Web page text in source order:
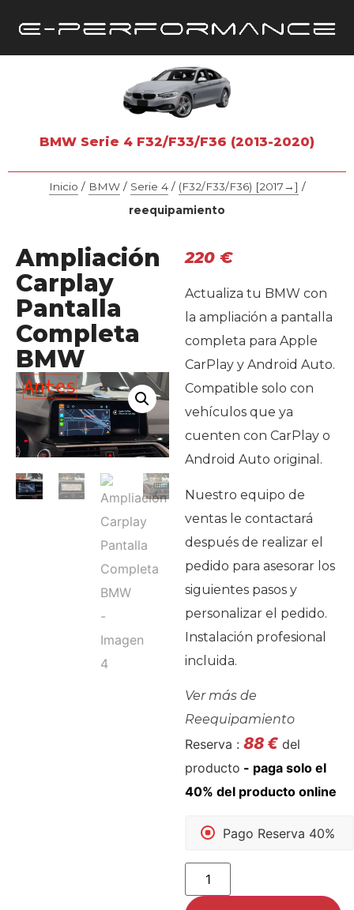
BMW Serie 4 F32/F33/F36 (2013-2020)
Inicio / BMW/ Serie 4/ (F32/F33/F36) [2017→] /
reequipamiento
Ampliación
Carplay
Pantalla
Completa
BMW
220 €
Actualiza tu BMW con
la ampliación a pantalla
completa para Apple
CarPlay y Android Auto.
Compatible solo con
vehículos que ya
cuenten con CarPlay o
Android Auto original.
Nuestro equipo de
ventas le contactará
después de realizar el
pedido para asesorar los
siguientes pasos y
personalizar el pedido.
Instalación profesional
incluida.
Ver más de
Reequipamiento
Reserva : 88€ del
producto
Pago Reserva 40%